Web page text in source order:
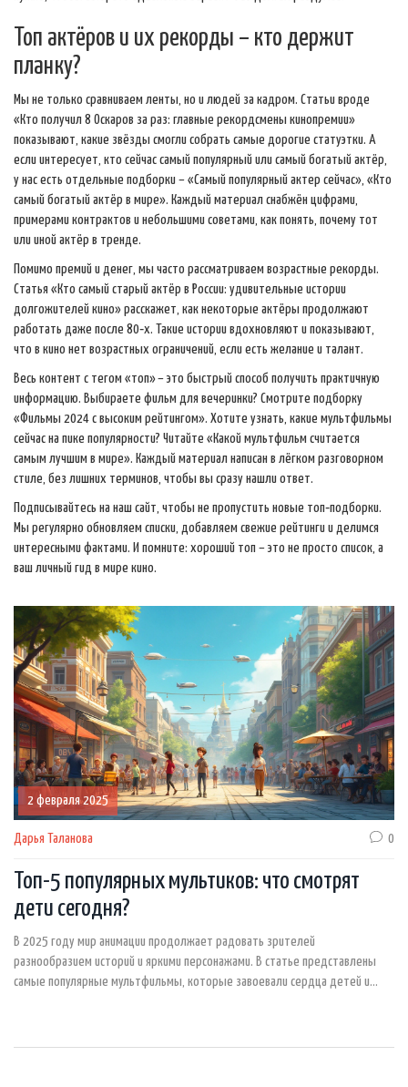
Топ актёров и их рекорды – кто держит
планку?
Мы не только сравниваем ленты, но и людей за кадром. Статьи вроде
«Кто получил 8 Оскаров за раз: главные рекордсмены кинопремии»
показывают, какие звёзды смогли собрать самые дорогие статуэтки. А
если интересует, кто сейчас самый популярный или самый богатый актёр,
у нас есть отдельные подборки – «Самый популярный актер сейчас», «Кто
самый богатый актёр в мире». Каждый материал снабжён цифрами,
примерами контрактов и небольшими советами, как понять, почему тот
или иной актёр в тренде.
Помимо премий и денег, мы часто рассматриваем возрастные рекорды.
Статья «Кто самый старый актёр в России: удивительные истории
долгожителей кино» расскажет, как некоторые актёры продолжают
работать даже после 80‑х. Такие истории вдохновляют и показывают,
что в кино нет возрастных ограничений, если есть желание и талант.
Весь контент с тегом «топ» – это быстрый способ получить практичную
информацию. Выбираете фильм для вечеринки? Смотрите подборку
«Фильмы 2024 с высоким рейтингом». Хотите узнать, какие мультфильмы
сейчас на пике популярности? Читайте «Какой мультфильм считается
самым лучшим в мире». Каждый материал написан в лёгком разговорном
стиле, без лишних терминов, чтобы вы сразу нашли ответ.
Подписывайтесь на наш сайт, чтобы не пропустить новые топ‑подборки.
Мы регулярно обновляем списки, добавляем свежие рейтинги и делимся
интересными фактами. И помните: хороший топ – это не просто список, а
ваш личный гид в мире кино.
2 февраля 2025
Дарья Таланова 0
Топ-5 популярных мультиков: что смотрят
дети сегодня?
В 2025 году мир анимации продолжает радовать зрителей
разнообразием историй и яркими персонажами. В статье представлены
самые популярные мультфильмы, которые завоевали сердца детей и